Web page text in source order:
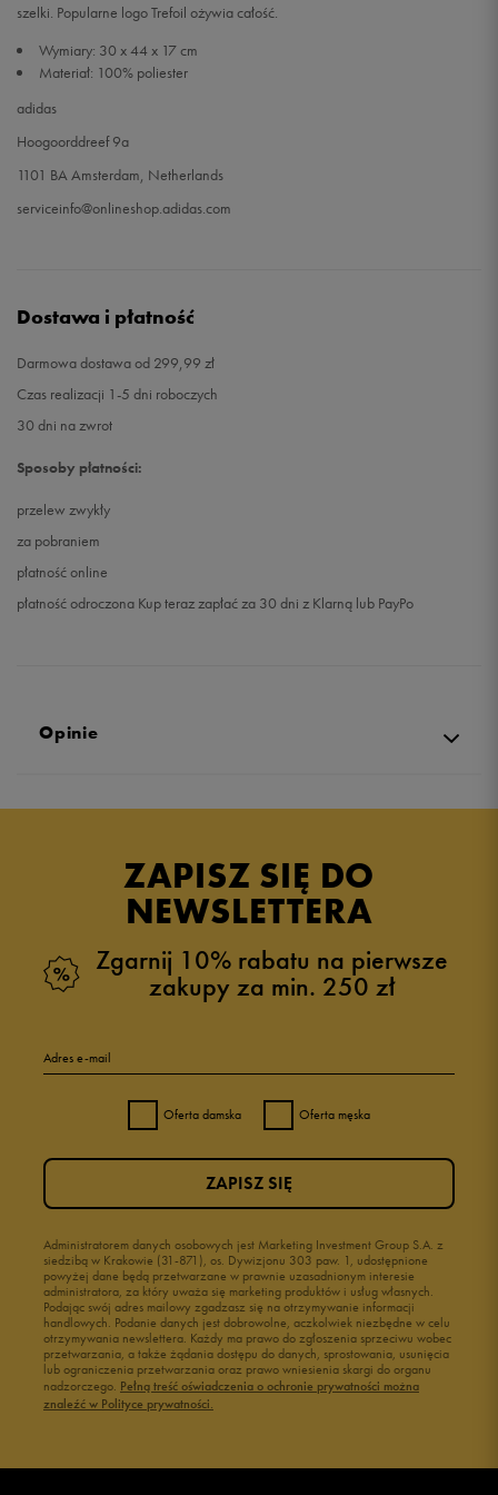
szelki. Popularne logo Trefoil ożywia całość.
Wymiary: 30 x 44 x 17 cm
Materiał: 100% poliester
adidas
Hoogoorddreef 9a
1101 BA Amsterdam, Netherlands
serviceinfo@onlineshop.adidas.com
Dostawa i płatność
Darmowa dostawa od 299,99 zł
Czas realizacji 1-5 dni roboczych
30 dni na zwrot
Sposoby płatności:
przelew zwykły
za pobraniem
płatność online
płatność odroczona Kup teraz zapłać za 30 dni z Klarną lub PayPo
Opinie
ZAPISZ SIĘ DO
NEWSLETTERA
Zgarnij 10% rabatu na pierwsze
zakupy za min. 250 zł
Adres e-mail
Oferta damska Oferta męska
Administratorem danych osobowych jest Marketing Investment Group S.A. z
siedzibą w Krakowie (31-871), os. Dywizjonu 303 paw. 1, udostępnione
powyżej dane będą przetwarzane w prawnie uzasadnionym interesie
administratora, za który uważa się marketing produktów i usług własnych.
Podając swój adres mailowy zgadzasz się na otrzymywanie informacji
handlowych. Podanie danych jest dobrowolne, aczkolwiek niezbędne w celu
otrzymywania newslettera. Każdy ma prawo do zgłoszenia sprzeciwu wobec
przetwarzania, a także żądania dostępu do danych, sprostowania, usunięcia
lub ograniczenia przetwarzania oraz prawo wniesienia skargi do organu
nadzorczego. Pełną treść oświadczenia o ochronie prywatności można
znaleźć w Polityce prywatności.
ZAPISZ SIĘ